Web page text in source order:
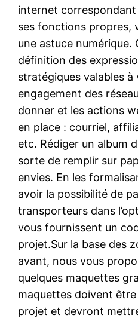
internet
ses fonctions propres,
une astuce numérique.
définition des
stratégiques valables
engagement des
donner et les actions
en place : courriel,
etc. Rédiger un album
sorte de remplir sur
envies. En les
avoir la possibilité de
transporteurs dans
vous fournissent un
projet.Sur la base des
avant, nous vous
quelques maquettes
maquettes doivent
projet et devront